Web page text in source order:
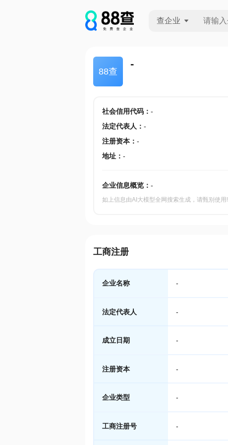
查企业
88查
-
社会信用代码： -
法定代表人 ： -
注册资本： -
地址： -
企业信息概览： -
如上信息由AI大模型全网搜索生成，请甄别使用!
工商注册
企业名称 -
法定代表人 -
成立日期 -
注册资本 -
企业类型 -
工商注册号 -